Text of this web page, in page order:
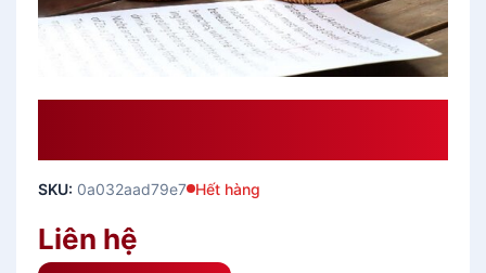
SKU: 0a032aad79e7 Hết hàng
Liên hệ